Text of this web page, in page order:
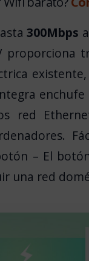
300Mbps
red
– El
una red